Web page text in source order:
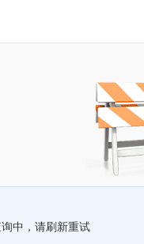
中，请刷新重试